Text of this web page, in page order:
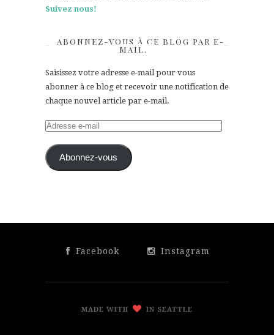
Suivez nous!
ABONNEZ-VOUS À CE BLOG PAR E-
MAIL.
Saisissez votre adresse e-mail pour vous
abonner à ce blog et recevoir une notification de
chaque nouvel article par e-mail.
Adresse
mail Abonnez-vous
Facebook Instagram
MADE WITH IN SEATTLE